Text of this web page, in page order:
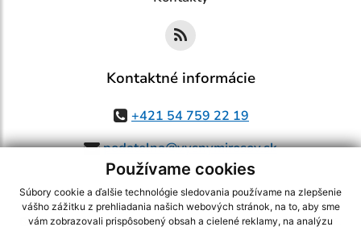
Používame cookies
Súbory cookie a ďalšie technológie sledovania používame na zlepšenie
vášho zážitku z prehliadania našich webových stránok, na to, aby sme
vám zobrazovali prispôsobený obsah a cielené reklamy, na analýzu
Kontaktné informácie
+421 54 759 22 19
podatelna@vysnymirosov.sk
využite možnosť získavania aktuálnych informácií s využitím RSS